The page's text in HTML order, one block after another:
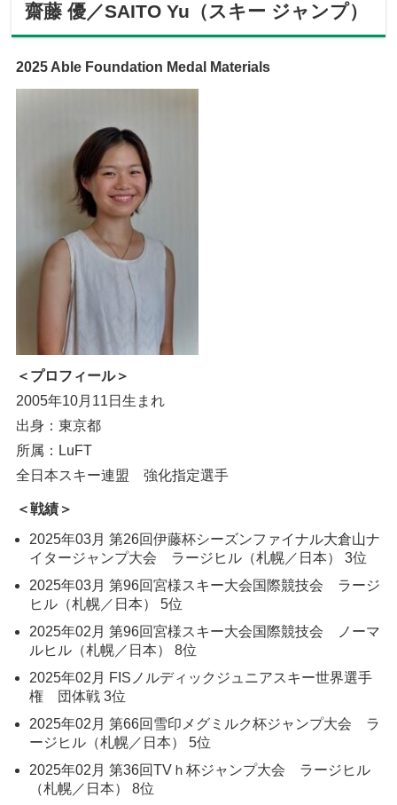
齋藤 優／SAITO Yu（スキー ジャンプ）
2025 Able Foundation Medal Materials
＜プロフィール＞
2005年10月11日生まれ
出身：東京都
所属：LuFT
全日本スキー連盟 強化指定選手
＜戦績＞
2025年03月 第26回伊藤杯シーズンファイナル大倉山ナ
イタージャンプ大会 ラージヒル（札幌／日本） 3位
2025年03月 第96回宮様スキー大会国際競技会 ラージ
ヒル（札幌／日本） 5位
2025年02月 第96回宮様スキー大会国際競技会 ノーマ
ルヒル（札幌／日本） 8位
2025年02月 FISノルディックジュニアスキー世界選手
権 団体戦 3位
2025年02月 第66回雪印メグミルク杯ジャンプ大会 ラ
ージヒル（札幌／日本） 5位
2025年02月 第36回TVｈ杯ジャンプ大会 ラージヒル
（札幌／日本） 8位